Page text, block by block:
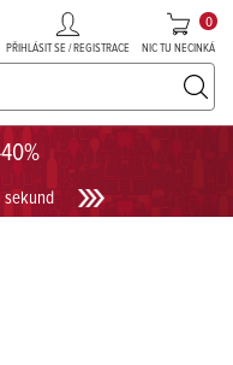
sekund
PŘIHLÁSIT SE / REGISTRACE NIC TU NECINKÁ
0
PROSECCO